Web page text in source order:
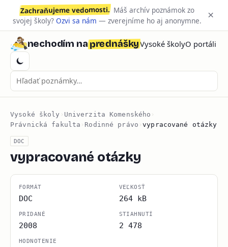
Zachraňujeme vedomosti. Máš archív poznámok zo
svojej školy? Ozvi sa nám — zverejníme ho aj anonymne. ×
nechodím naprednáškyVysoké školyO portáli
Vysoké školy › Univerzita Komenského ›
Právnická fakulta › Rodinné právo ›vypracované otázky
DOC
vypracované otázky
FORMÁT
DOC
VEĽKOSŤ
264 kB
PRIDANÉ
2008
STIAHNUTÍ
2 478
HODNOTENIE